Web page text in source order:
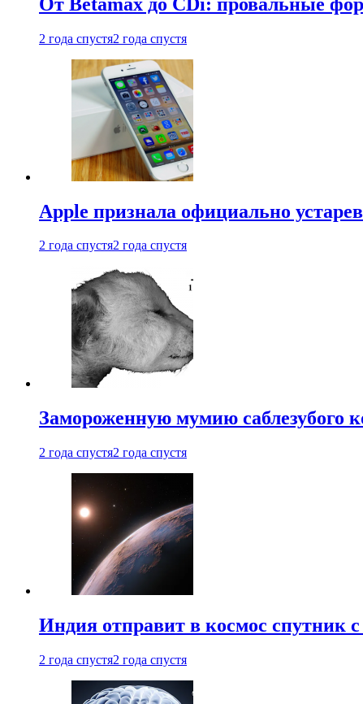
2 года спустя2 года спустя
Apple признала официально
2 года спустя2 года спустя
Замороженную мумию саблезубого
2 года спустя2 года спустя
Индия отправит в космос спутник
2 года спустя2 года спустя